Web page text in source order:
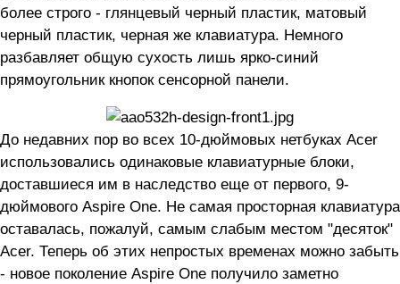
более строго - глянцевый черный пластик, матовый
черный пластик, черная же клавиатура. Немного
разбавляет общую сухость лишь ярко-синий
прямоугольник кнопок сенсорной панели.
До недавних пор во всех 10-дюймовых нетбуках Acer
использовались одинаковые клавиатурные блоки,
доставшиеся им в наследство еще от первого, 9-
дюймового Aspire One. Не самая просторная клавиатура
оставалась, пожалуй, самым слабым местом "десяток"
Acer. Теперь об этих непростых временах можно забыть
- новое поколение Aspire One получило заметно